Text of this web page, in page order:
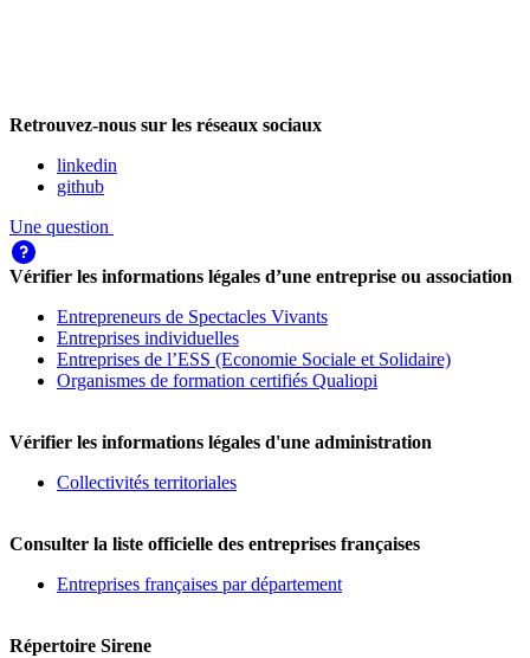
Retrouvez-nous sur les réseaux sociaux
linkedin
github
Une question
Vérifier les informations légales d’une entreprise ou association
Entrepreneurs de Spectacles Vivants
Entreprises individuelles
Entreprises de l’ESS (Economie Sociale et Solidaire)
Organismes de formation certifiés Qualiopi
Vérifier les informations légales d'une administration
Collectivités territoriales
Consulter la liste officielle des entreprises françaises
Entreprises françaises par département
Répertoire Sirene